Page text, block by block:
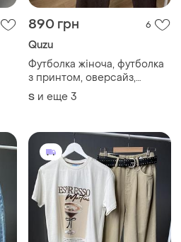
890 грн 6
Quzu
Футболка жіноча, футболка
з принтом, оверсайз,
молочна футболка
S и еще 3